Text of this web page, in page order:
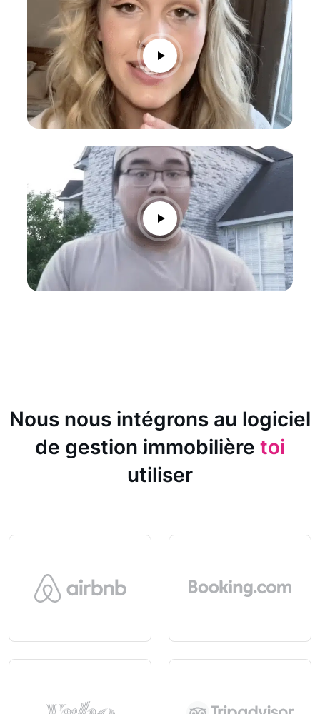
Nous nous intégrons au logiciel
de gestion immobilière toi
utiliser